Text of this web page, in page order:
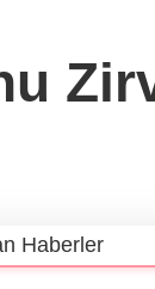
Haberler